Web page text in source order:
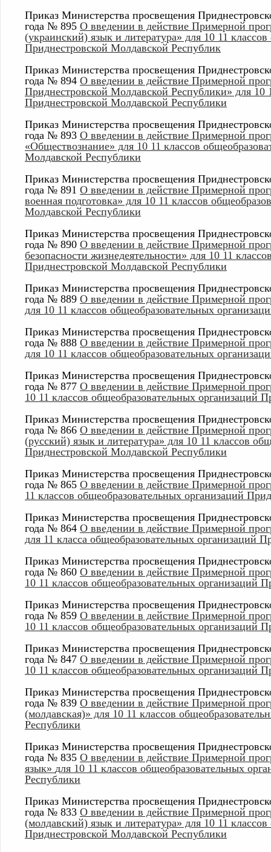
Приказ Министерства просвещения
года № 895 О введении в действие Примерной
(украинский) язык и литература» для 10 11
Приднестровской Молдавской Республик
Приказ Министерства просвещения
года № 894 О введении в действие Примерной
Приднестровской Молдавской Республики» для 10
Приднестровской Молдавской Республики
Приказ Министерства просвещения
года № 893 О введении в действие Примерной
«Обществознание» для 10 11 классов
Молдавской Республики
Приказ Министерства просвещения
года № 891 О введении в действие Примерной
военная подготовка» для 10 11 классов
Молдавской Республики
Приказ Министерства просвещения
года № 890 О введении в действие Примерной
безопасности жизнедеятельности» для 10 11
Приднестровской Молдавской Республики
Приказ Министерства просвещения
года № 889 О введении в действие Примерной
для 10 11 классов общеобразовательных
Приказ Министерства просвещения
года № 888 О введении в действие Примерной
для 10 11 классов общеобразовательных
Приказ Министерства просвещения
года № 877 О введении в действие Примерной
10 11 классов общеобразовательных организаций
Приказ Министерства просвещения
года № 866 О введении в действие Примерной
(русский) язык и литература» для 10 11 классов
Приднестровской Молдавской Республики
Приказ Министерства просвещения
года № 865 О введении в действие Примерной
11 классов общеобразовательных организаций
Приказ Министерства просвещения
года № 864 О введении в действие Примерной
для 11 класса общеобразовательных организаций
Приказ Министерства просвещения
года № 860 О введении в действие Примерной
10 11 классов общеобразовательных организаций
Приказ Министерства просвещения
года № 859 О введении в действие Примерной
10 11 классов общеобразовательных организаций
Приказ Министерства просвещения
года № 847 О введении в действие Примерной
10 11 классов общеобразовательных организаций
Приказ Министерства просвещения
года № 839 О введении в действие Примерной
(молдавская)» для 10 11 классов
Республики
Приказ Министерства просвещения
года № 835 О введении в действие Примерной
язык» для 10 11 классов общеобразовательных
Республики
Приказ Министерства просвещения
года № 833 О введении в действие Примерной
(молдавский) язык и литература» для 10 11
Приднестровской Молдавской Республики